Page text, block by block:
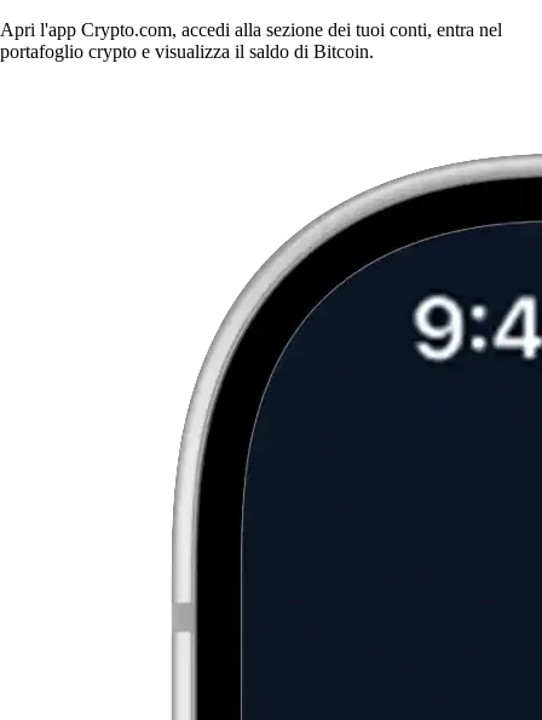
Apri l'app Crypto.com, accedi alla sezione dei tuoi conti, entra nel
portafoglio crypto e visualizza il saldo di Bitcoin.